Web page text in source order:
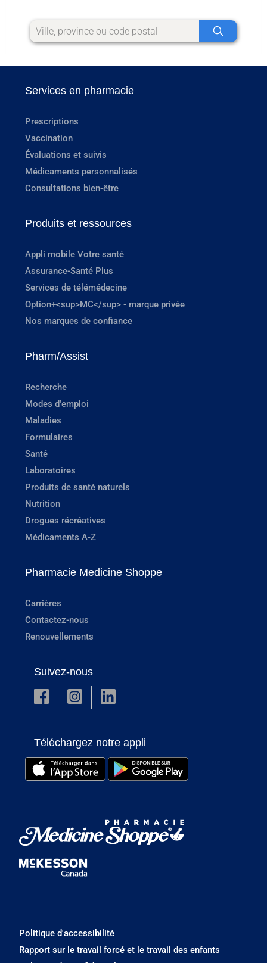
Services en pharmacie
Prescriptions
Vaccination
Évaluations et suivis
Médicaments personnalisés
Consultations bien-être
Produits et ressources
Appli mobile Votre santé
Assurance-Santé Plus
Services de télémédecine
Option+<sup>MC</sup> - marque privée
Nos marques de confiance
Pharm/Assist
Recherche
Modes d'emploi
Maladies
Formulaires
Santé
Laboratoires
Produits de santé naturels
Nutrition
Drogues récréatives
Médicaments A-Z
Pharmacie Medicine Shoppe
Carrières
Contactez-nous
Renouvellements
Suivez-nous
Téléchargez notre appli
Politique d'accessibilité
Rapport sur le travail forcé et le travail des enfants